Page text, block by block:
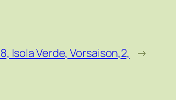
Isola Verde, Vorsaison,2, →